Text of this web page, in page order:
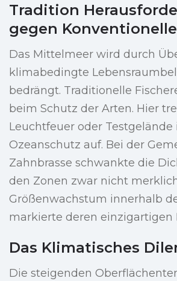
Tradition
gegen
Das Mittelmeer wird durch
klimabedingte
bedrängt. Traditionelle
beim Schutz der Arten. Hier
Leuchtfeuer oder Testgelände
Ozeanschutz auf. Bei der
Zahnbrasse schwankte die
den Zonen zwar nicht
Größenwachstum innerhalb
markierte deren einzigartigen
Das Klimatisches
Die steigenden